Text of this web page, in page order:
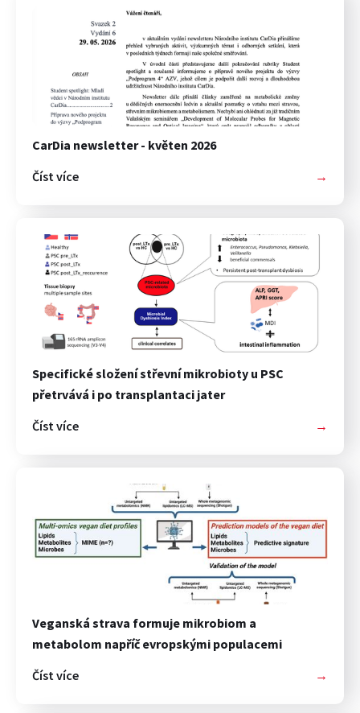
CarDia newsletter - květen 2026
Číst více
→
Specifické složení střevní mikrobioty u PSC
přetrvává i po transplantaci jater
Číst více
→
Veganská strava formuje mikrobiom a
metabolom napříč evropskými populacemi
Číst více
→